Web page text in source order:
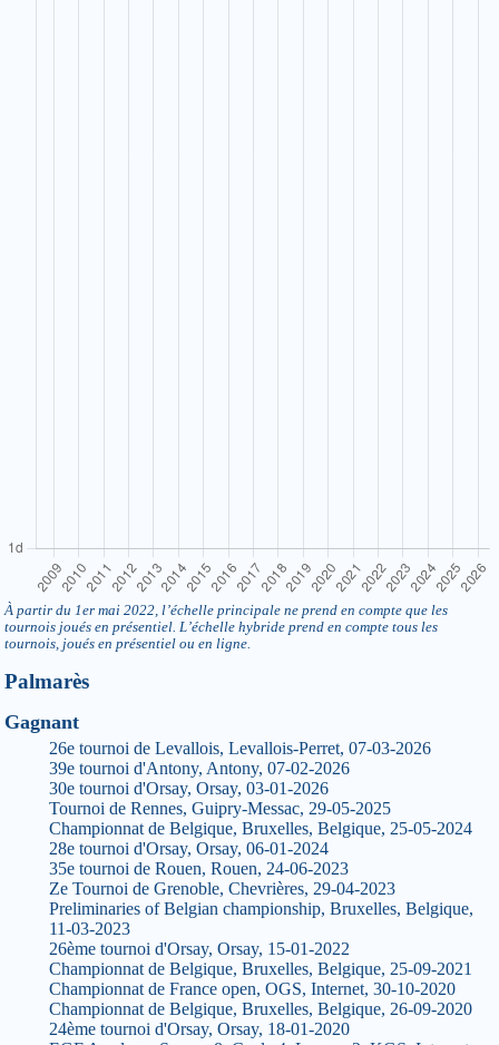
À partir du 1er mai 2022, l’échelle principale ne prend en compte que les
tournois joués en présentiel. L’échelle hybride prend en compte tous les
tournois, joués en présentiel ou en ligne.
Palmarès
Gagnant
26e tournoi de Levallois, Levallois-Perret, 07-03-2026
39e tournoi d'Antony, Antony, 07-02-2026
30e tournoi d'Orsay, Orsay, 03-01-2026
Tournoi de Rennes, Guipry-Messac, 29-05-2025
Championnat de Belgique, Bruxelles, Belgique, 25-05-2024
28e tournoi d'Orsay, Orsay, 06-01-2024
35e tournoi de Rouen, Rouen, 24-06-2023
Ze Tournoi de Grenoble, Chevrières, 29-04-2023
Preliminaries of Belgian championship, Bruxelles, Belgique,
11-03-2023
26ème tournoi d'Orsay, Orsay, 15-01-2022
Championnat de Belgique, Bruxelles, Belgique, 25-09-2021
Championnat de France open, OGS, Internet, 30-10-2020
Championnat de Belgique, Bruxelles, Belgique, 26-09-2020
24ème tournoi d'Orsay, Orsay, 18-01-2020